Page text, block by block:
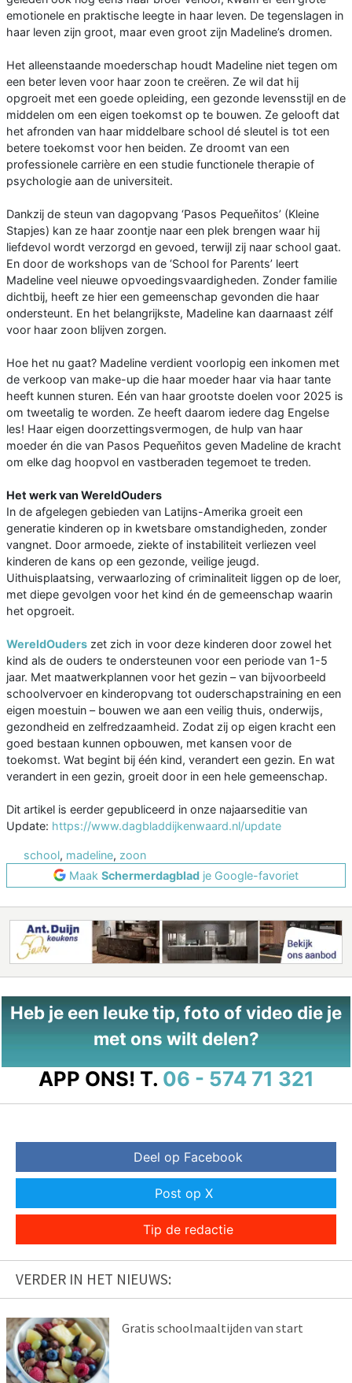
emotionele en praktische leegte in haar leven. De tegenslagen in
haar leven zijn groot, maar even groot zijn Madeline’s dromen.
Het alleenstaande moederschap houdt Madeline niet tegen om
een beter leven voor haar zoon te creëren. Ze wil dat hij
opgroeit met een goede opleiding, een gezonde levensstijl en de
middelen om een eigen toekomst op te bouwen. Ze gelooft dat
het afronden van haar middelbare school dé sleutel is tot een
betere toekomst voor hen beiden. Ze droomt van een
professionele carrière en een studie functionele therapie of
psychologie aan de universiteit.
Dankzij de steun van dagopvang ‘Pasos Pequeňitos’ (Kleine
Stapjes) kan ze haar zoontje naar een plek brengen waar hij
liefdevol wordt verzorgd en gevoed, terwijl zij naar school gaat.
En door de workshops van de ‘School for Parents’ leert
Madeline veel nieuwe opvoedingsvaardigheden. Zonder familie
dichtbij, heeft ze hier een gemeenschap gevonden die haar
ondersteunt. En het belangrijkste, Madeline kan daarnaast zélf
voor haar zoon blijven zorgen.
Hoe het nu gaat? Madeline verdient voorlopig een inkomen met
de verkoop van make-up die haar moeder haar via haar tante
heeft kunnen sturen. Eén van haar grootste doelen voor 2025 is
om tweetalig te worden. Ze heeft daarom iedere dag Engelse
les! Haar eigen doorzettingsvermogen, de hulp van haar
moeder én die van Pasos Pequeňitos geven Madeline de kracht
om elke dag hoopvol en vastberaden tegemoet te treden.
Het werk van WereldOuders
In de afgelegen gebieden van Latijns-Amerika groeit een
generatie kinderen op in kwetsbare omstandigheden, zonder
vangnet. Door armoede, ziekte of instabiliteit verliezen veel
kinderen de kans op een gezonde, veilige jeugd.
Uithuisplaatsing, verwaarlozing of criminaliteit liggen op de loer,
met diepe gevolgen voor het kind én de gemeenschap waarin
het opgroeit.
WereldOuders zet zich in voor deze kinderen door zowel het
kind als de ouders te ondersteunen voor een periode van 1-5
jaar. Met maatwerkplannen voor het gezin – van bijvoorbeeld
schoolvervoer en kinderopvang tot ouderschapstraining en een
eigen moestuin – bouwen we aan een veilig thuis, onderwijs,
gezondheid en zelfredzaamheid. Zodat zij op eigen kracht een
goed bestaan kunnen opbouwen, met kansen voor de
toekomst. Wat begint bij één kind, verandert een gezin. En wat
verandert in een gezin, groeit door in een hele gemeenschap.
Dit artikel is eerder gepubliceerd in onze najaarseditie van
Update: https://www.dagbladdijkenwaard.nl/update
school, madeline, zoon
Maak Schermerdagblad je Google-favoriet
Heb je een leuke tip, foto of video die je
met ons wilt delen?
APP ONS! T. 06 - 574 71 321
Deel op Facebook
Post op X
Tip de redactie
VERDER IN HET NIEUWS:
Gratis schoolmaaltijden van start